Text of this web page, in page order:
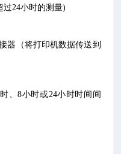
24小时的测量)
器（将打印机数据传送到
、8小时或24小时时间间